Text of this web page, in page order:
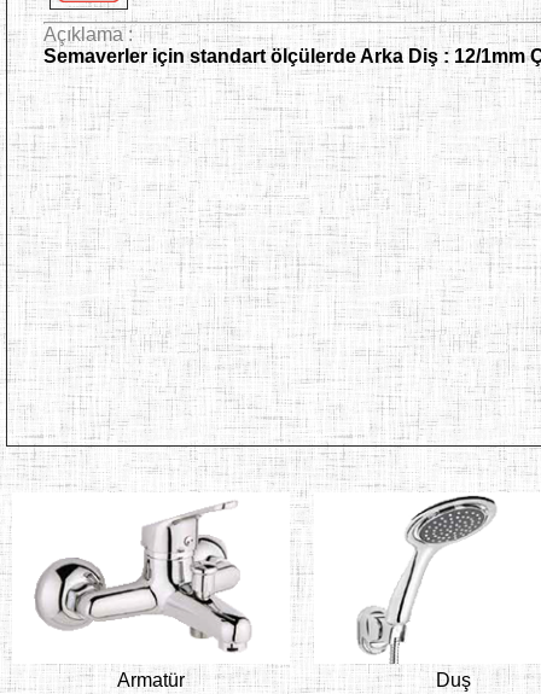
Açıklama :
Semaverler için standart ölçülerde Arka Diş : 12/1mm
Armatür Duş